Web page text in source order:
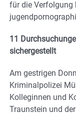
für die Verfolgung
11
sichergestellt
Am gestrigen
Kriminalpolizei
Kolleginnen und
Traunstein und